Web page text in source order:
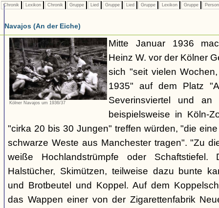
Chronik Lexikon Chronik Gruppe Lied Gruppe Lied Gruppe Lexikon Gruppe
Navajos (An der Eiche)
Kölner Navajos um 1936/37
Mitte Januar 1936
Heinz W. vor der Kölner
sich "seit vielen
1935" auf dem Platz
Severinsviertel und
beispielsweise in Köln-
"cirka 20 bis 30 Jungen" treffen würden, "die
schwarze Weste aus Manchester tragen". "Zu
weiße Hochlandstrümpfe oder
Halstücher, Skimützen, teilweise dazu bunte
und Brotbeutel und Koppel. Auf dem
das Wappen einer von der Zigarettenfabrik